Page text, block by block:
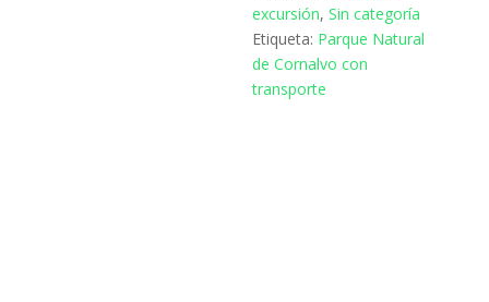
excursión,Sin categoría
Etiqueta: Parque Natural
de Cornalvo con
transporte